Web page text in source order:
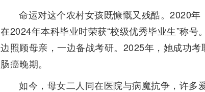
命运对这个农村女孩既慷慨又残酷。2020
在2024年本科毕业时荣获“校级优秀毕业生”称
边照顾母亲，一边备战考研。2025年，她成功
肠癌晚期。
如今，母女二人同在医院与病魔抗争，许多